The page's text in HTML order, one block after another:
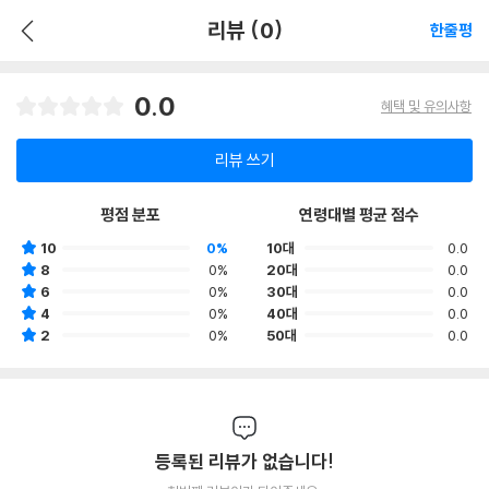
리뷰 (0) 한줄평
0.0 혜택 및 유의사항
리뷰 쓰기
평점 분포
10
0%
8
0%
6
0%
4
0%
2
0%
연령대별 평균 점수
10대
0.0
20대
0.0
30대
0.0
40대
0.0
50대
0.0
등록된 리뷰가 없습니다!